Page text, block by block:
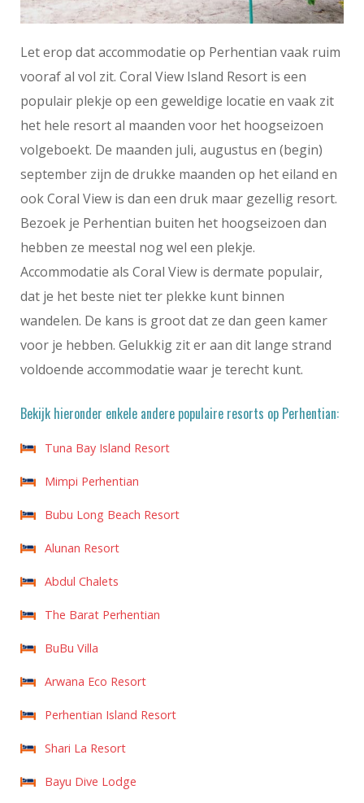
Let erop dat accommodatie op Perhentian vaak ruim
vooraf al vol zit. Coral View Island Resort is een
populair plekje op een geweldige locatie en vaak zit
het hele resort al maanden voor het hoogseizoen
volgeboekt. De maanden juli, augustus en (begin)
september zijn de drukke maanden op het eiland en
ook Coral View is dan een druk maar gezellig resort.
Bezoek je Perhentian buiten het hoogseizoen dan
hebben ze meestal nog wel een plekje.
Accommodatie als Coral View is dermate populair,
dat je het beste niet ter plekke kunt binnen
wandelen. De kans is groot dat ze dan geen kamer
voor je hebben. Gelukkig zit er aan dit lange strand
voldoende accommodatie waar je terecht kunt.
Bekijk hieronder enkele andere populaire resorts op Perhentian:
Tuna Bay Island Resort
Mimpi Perhentian
Bubu Long Beach Resort
Alunan Resort
Abdul Chalets
The Barat Perhentian
BuBu Villa
Arwana Eco Resort
Perhentian Island Resort
Shari La Resort
Bayu Dive Lodge